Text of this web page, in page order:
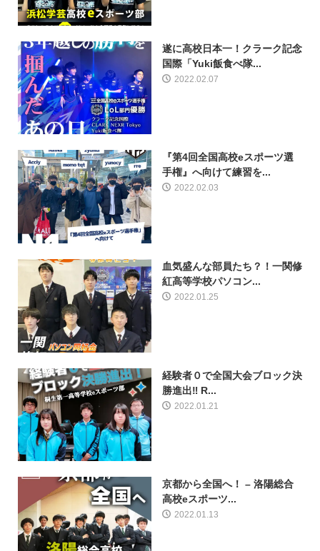
遂に高校日本一！クラーク記念
国際「Yuki飯食べ隊...
2022.02.07
『第4回全国高校eスポーツ選
手権』へ向けて練習を...
2022.02.03
血気盛んな部員たち？！一関修
紅高等学校パソコン...
2022.01.25
経験者０で全国大会ブロック決
勝進出‼ R...
2022.01.21
京都から全国へ！ – 洛陽総合
高校eスポーツ...
2022.01.13